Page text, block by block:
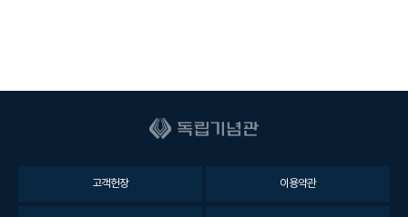
고객헌장 이용약관